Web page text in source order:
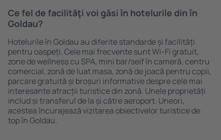
Ce fel de facilităţi voi găsi ȋn hotelurile din în
Goldau?
Hotelurile în Goldau au diferite standarde și facilități
pentru oaspeți. Cele mai frecvente sunt Wi-Fi gratuit,
zone de wellness cu SPA, mini bar/seif în cameră, centru
comercial, zonă de luat masa, zonă de joacă pentru copii,
parcare gratuită și broșuri informative despre cele mai
interesante atracții turistice din zonă. Unele proprietăți
includ și transferul de la și către aeroport. Uneori,
acestea încurajează vizitarea obiectivelor turistice de
top în Goldau.